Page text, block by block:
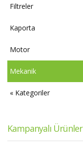
Filtreler
Kaporta
Motor
Mekanik
« Kategoriler
Kampanyalı Ürünler